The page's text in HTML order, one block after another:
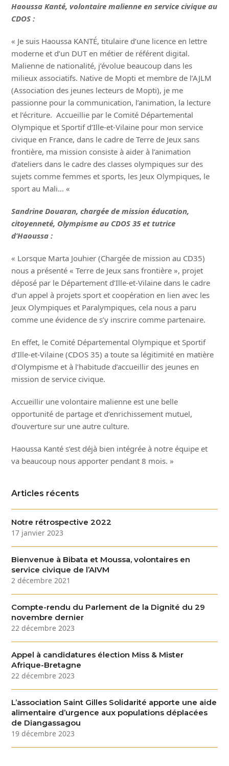
Haoussa Kanté, volontaire malienne en service civique au
CDOS :
« Je suis Haoussa KANTÉ, titulaire d’une licence en lettre
moderne et d’un DUT en métier de référent digital.
Malienne de nationalité, j’évolue beaucoup dans les
milieux associatifs. Native de Mopti et membre de l’AJLM
(Association des jeunes lecteurs de Mopti), je me
passionne pour la communication, l’animation, la lecture
et l’écriture. Accueillie par le Comité Départemental
Olympique et Sportif d’Ille-et-Vilaine pour mon service
civique en France, dans le cadre de Terre de Jeux sans
frontière, ma mission consiste à aider à l’animation
d’ateliers dans le cadre des classes olympiques sur des
sujets comme femmes et sports, les Jeux Olympiques, le
sport au Mali… «
Sandrine Douaran, chargée de mission éducation,
citoyenneté, Olympisme au CDOS 35 et tutrice
d’Haoussa :
« Lorsque Marta Jouhier (Chargée de mission au CD35)
nous a présenté « Terre de Jeux sans frontière », projet
déposé par le Département d’Ille-et-Vilaine dans le cadre
d’un appel à projets sport et coopération en lien avec les
Jeux Olympiques et Paralympiques, cela nous a paru
comme une évidence de s’y inscrire comme partenaire.
En effet, le Comité Départemental Olympique et Sportif
d’Ille-et-Vilaine (CDOS 35) a toute sa légitimité en matière
d’Olympisme et à l’habitude d’accueillir des jeunes en
mission de service civique.
Accueillir une volontaire malienne est une belle
opportunité de partage et d’enrichissement mutuel,
d’ouverture sur une autre culture.
Haoussa Kanté s’est déjà bien intégrée à notre équipe et
va beaucoup nous apporter pendant 8 mois. »
Articles récents
Notre rétrospective 2022
17 janvier 2023
Bienvenue à Bibata et Moussa, volontaires en
service civique de l’AIVM
2 décembre 2021
Compte-rendu du Parlement de la Dignité du 29
novembre dernier
22 décembre 2023
Appel à candidatures élection Miss & Mister
Afrique-Bretagne
22 décembre 2023
L’association Saint Gilles Solidarité apporte une aide
alimentaire d’urgence aux populations déplacées
de Diangassagou
19 décembre 2023